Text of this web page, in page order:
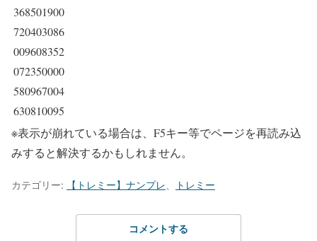
368501900
720403086
009608352
072350000
580967004
630810095
※表示が崩れている場合は、F5キー等でページを再読み込
みすると解決するかもしれません。
カテゴリー: 【トレミー】ナンプレ トレミー
コメントする